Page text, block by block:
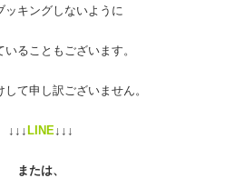
ッキングしないように
いることもございます。
して申し訳ございません。
↓↓↓ LINE↓↓↓
または、